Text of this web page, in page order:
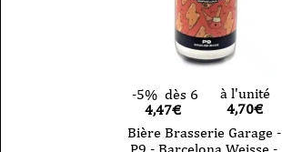
-5% dès 6
4,47€
à l'unité
4,70€
Bière Brasserie Garage -
P9 - Barcelona Weisse -